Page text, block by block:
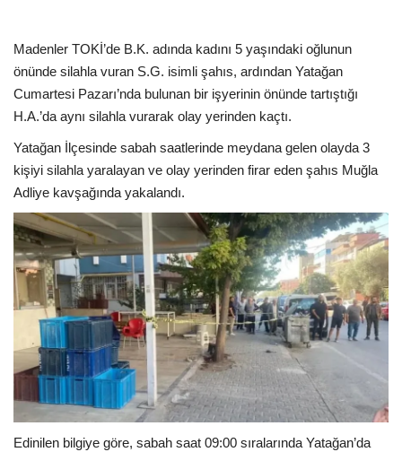
Sağlık
Ekonomi
Gündem
Dünya
Madenler TOKİ’de B.K. adında kadını 5 yaşındaki oğlunun
önünde silahla vuran S.G. isimli şahıs, ardından Yatağan
Cumartesi Pazarı’nda bulunan bir işyerinin önünde tartıştığı
H.A.’da aynı silahla vurarak olay yerinden kaçtı.
Yatağan İlçesinde sabah saatlerinde meydana gelen olayda 3
kişiyi silahla yaralayan ve olay yerinden firar eden şahıs Muğla
Adliye kavşağında yakalandı.
Edinilen bilgiye göre, sabah saat 09:00 sıralarında Yatağan’da